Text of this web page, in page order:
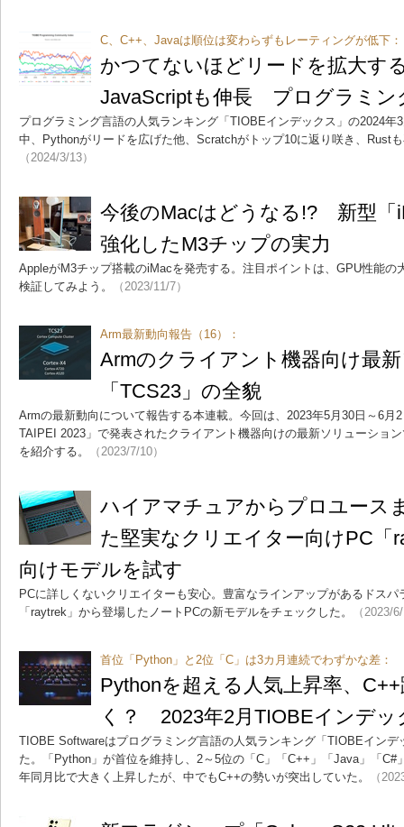
C、C++、Javaは順位は変わらずもレーティングが低下：
かつてないほどリードを拡大す
JavaScriptも伸長 プログラミン
プログラミング言語の人気ランキング「TIOBEインデックス」の2024年
中、Pythonがリードを広げた他、Scratchがトップ10に返り咲き、Rust
（2024/3/13）
今後のMacはどうなる!? 新型「
強化したM3チップの実力
AppleがM3チップ搭載のiMacを発売する。注目ポイントは、GPU性能の
検証してみよう。
（2023/11/7）
Arm最新動向報告（16）：
Armのクライアント機器向け最
「TCS23」の全貌
Armの最新動向について報告する本連載。今回は、2023年5月30日～6月
TAIPEI 2023」で発表されたクライアント機器向けの最新ソリューショ
を紹介する。
（2023/7/10）
ハイアマチュアからプロユー
た堅実なクリエイター向けPC「
向けモデルを試す
PCに詳しくないクリエイターも安心。豊富なラインアップがあるドス
「raytrek」から登場したノートPCの新モデルをチェックした。
（2023/
首位「Python」と2位「C」は3カ月連続でわずかな差：
Pythonを超える人気上昇率、
く？ 2023年2月TIOBEインデッ
TIOBE Softwareはプログラミング言語の人気ランキング「TIOBEインデ
た。「Python」が首位を維持し、2～5位の「C」「C++」「Java」「C#
年同月比で大きく上昇したが、中でもC++の勢いが突出していた。
（